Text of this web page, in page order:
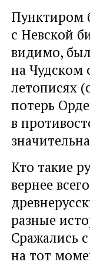
Пунктиром
с Невской
видимо,
на Чудском
летописях
потерь
в
Кто такие
вернее
разные
Сражались
на тот